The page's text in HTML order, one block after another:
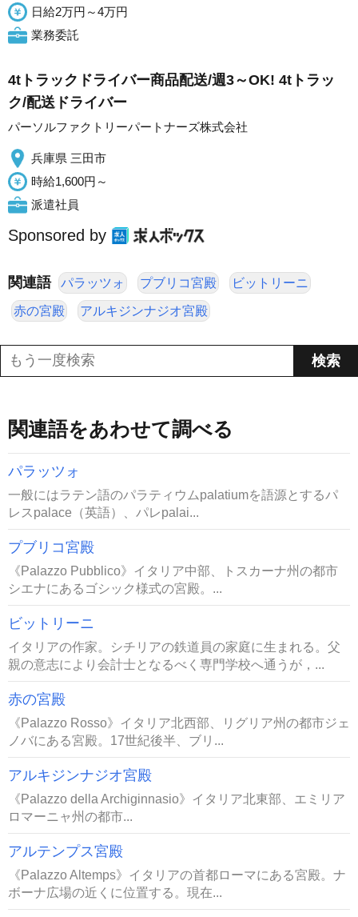
日給2万円～4万円
業務委託
4tトラックドライバー商品配送/週3～OK! 4tトラッ
ク/配送ドライバー
パーソルファクトリーパートナーズ株式会社
兵庫県 三田市
時給1,600円～
派遣社員
Sponsored by
関連語 パラッツォ プブリコ宮殿 ビットリーニ
赤の宮殿 アルキジンナジオ宮殿
関連語をあわせて調べる
パラッツォ
一般にはラテン語のパラティウムpalatiumを語源とするパ
レスpalace（英語）、パレpalai...
プブリコ宮殿
《Palazzo Pubblico》イタリア中部、トスカーナ州の都市
シエナにあるゴシック様式の宮殿。...
ビットリーニ
イタリアの作家。シチリアの鉄道員の家庭に生まれる。父
親の意志により会計士となるべく専門学校へ通うが，...
赤の宮殿
《Palazzo Rosso》イタリア北西部、リグリア州の都市ジェ
ノバにある宮殿。17世紀後半、ブリ...
アルキジンナジオ宮殿
《Palazzo della Archiginnasio》イタリア北東部、エミリア
ロマーニャ州の都市...
アルテンプス宮殿
《Palazzo Altemps》イタリアの首都ローマにある宮殿。ナ
ボーナ広場の近くに位置する。現在...